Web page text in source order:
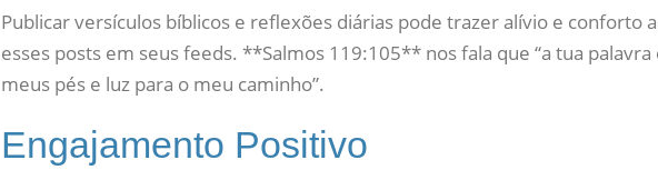
Publicar versículos bíblicos e reflexões diárias pode trazer alívio e conforto
esses posts em seus feeds. **Salmos 119:105** nos fala que “a tua palavra
meus pés e luz para o meu caminho”.
Engajamento Positivo